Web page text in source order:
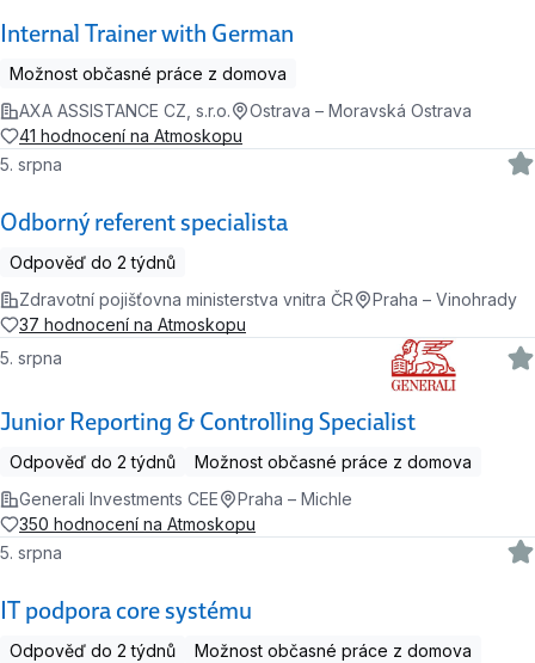
Internal Trainer with German
Možnost občasné práce z domova
AXA ASSISTANCE CZ, s.r.o.
Ostrava – Moravská Ostrava
41 hodnocení na Atmoskopu
Odborný referent specialista
5. srpna
Odpověď do 2 týdnů
Zdravotní pojišťovna ministerstva vnitra ČR
Praha – Vinohrady
37 hodnocení na Atmoskopu
Junior Reporting & Controlling Specialist
5. srpna
Odpověď do 2 týdnů
Možnost občasné práce z domova
Generali Investments CEE
Praha – Michle
350 hodnocení na Atmoskopu
IT podpora core systému
5. srpna
Odpověď do 2 týdnů
Možnost občasné práce z domova